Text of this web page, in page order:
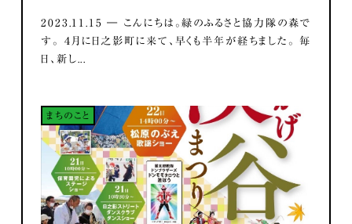
2023.11.15 ― こんにちは。緑のふるさと協力隊の森で
す。 ４月に日之影町に来て、早くも半年が経ちました。 毎
日、新し...
まちのこと